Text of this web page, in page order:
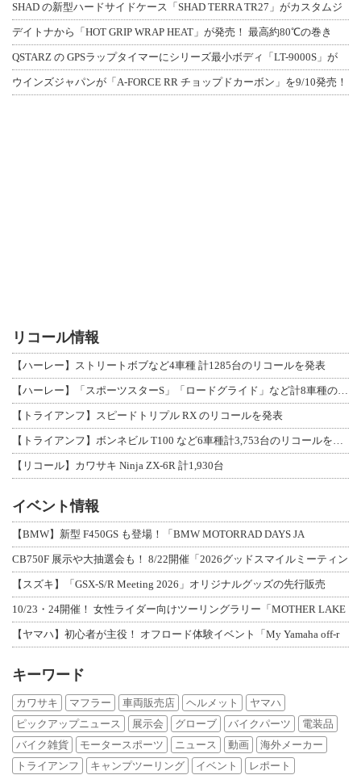
SHAD の新型ハードサイドケース「SHAD TERRA TR27」がカスタムジ
デイトナから「HOT GRIP WRAP HEAT」が発売！ 最高約80℃の巻き
QSTARZ の GPSラップタイマーにシリーズ最小ボディ「LT-9000S」が
ウインズジャパンが「A-FORCE RR チョップドカーボン」を9/10発売！
リコール情報
【ハーレー】ストリートボブなど4車種 計1285台のリコールを発表
【ハーレー】「スポーツスターS」「ロードグライド」など計8車種のリコールを発表
【トライアンフ】スピードトリプル RX のリコールを発表
【トライアンフ】ボンネビル T100 など6車種計3,753台のリコールを発表
【リコール】カワサキ Ninja ZX-6R 計1,930台
イベント情報
【BMW】新型 F450GS も登場！「BMW MOTORRAD DAYS JA
CB750F 展示や大抽選会も！ 8/22開催「2026グッドスマイルミーティン
【スズキ】「GSX-S/R Meeting 2026」オリジナルグッズの先行販売
10/23・24開催！ 女性ライダー向けツーリングラリー「MOTHER LAKE
【ヤマハ】初心者が主役！ オフロード体験イベント「My Yamaha off-r
キーワード
カワサキ マフラー 車両販売店 ヘルメット
ヤマハ
ピックアップニュース
展示会 グローブ バイクパーツ
電装品
バイク雑貨
モータースポーツ ニュース 動画
海外メーカー
トライアンフ
キャンプツーリング イベント レポート